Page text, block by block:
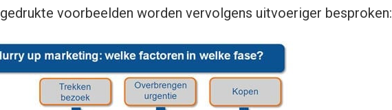
voorbeelden worden vervolgens uitvoeriger besproken: